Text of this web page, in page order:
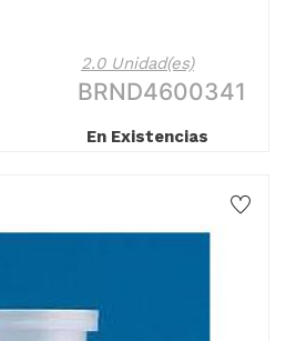
2.0 Unidad(es)
BRND4600341
En Existencias